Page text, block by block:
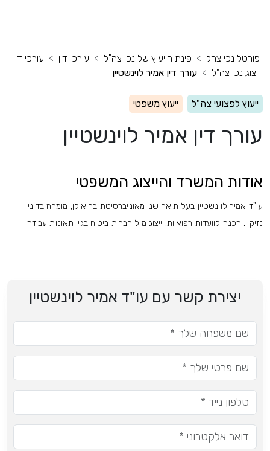
פורטל נכי צהל פינת הייעוץ של נכי צה"ל עורכי דין
עורכי דין
ייצוג נכי צה"ל
עורך דין אמיר לוינשטיין
ייעוץ לפצועי צה"ל ייעוץ משפטי
עורך דין אמיר לוינשטיין
אודות המשרד והייצוג המשפטי
עו"ד אמיר לוינשטיין בעל תואר שני מאוניברסיטת בר אילן, מומחה בדיני
נזיקין, הכנה לוועדות רפואיות, ייצוג מול חברות ביטוח בגין תאונות עבודה
יצירת קשר עם עו"ד אמיר לוינשטיין